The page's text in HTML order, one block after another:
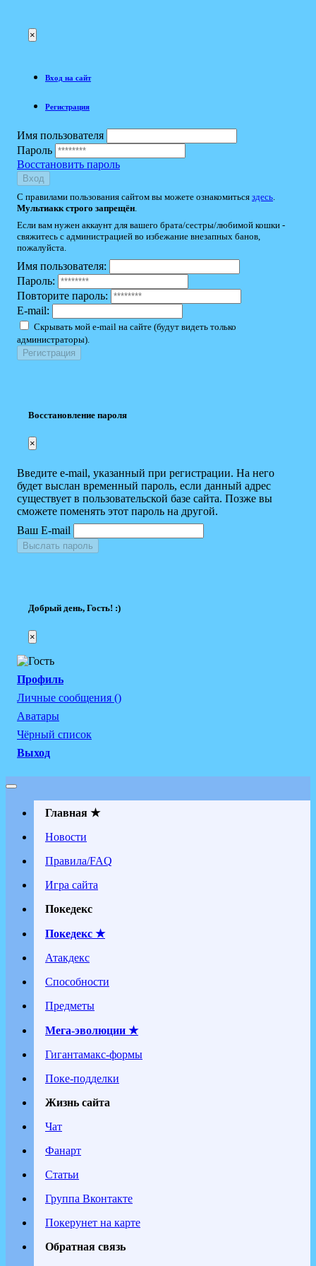
×
Вход на сайт
Регистрация
Имя пользователя
Пароль
Восстановить пароль
Вход
С правилами пользования сайтом вы можете ознакомиться здесь
Мультиакк строго запрещён
Если вам нужен аккаунт для вашего брата/сестры/любимой кошки -
свяжитесь с администрацией во избежание внезапных банов,
пожалуйста.
Имя пользователя:
Пароль:
Повторите пароль:
E-mail:
Скрывать мой e-mail на сайте (будут видеть только
администраторы).
Восстановление пароля
×
Введите e-mail, указанный при регистрации. На него
будет выслан временный пароль, если данный адрес
существует в пользовательской базе сайта. Позже вы
сможете поменять этот пароль на другой.
Ваш E-mail
Выслать пароль
Добрый день, Гость! :)
×
Профиль
Личные сообщения ()
Аватары
Чёрный список
Выход
Главная ★
Новости
Правила/FAQ
Игра сайта
Покедекс
Покедекс ★
Атакдекс
Способности
Предметы
Мега-эволюции ★
Гигантамакс-формы
Поке-подделки
Жизнь сайта
Чат
Фанарт
Статьи
Группа Вконтакте
Покерунет на карте
Обратная связь